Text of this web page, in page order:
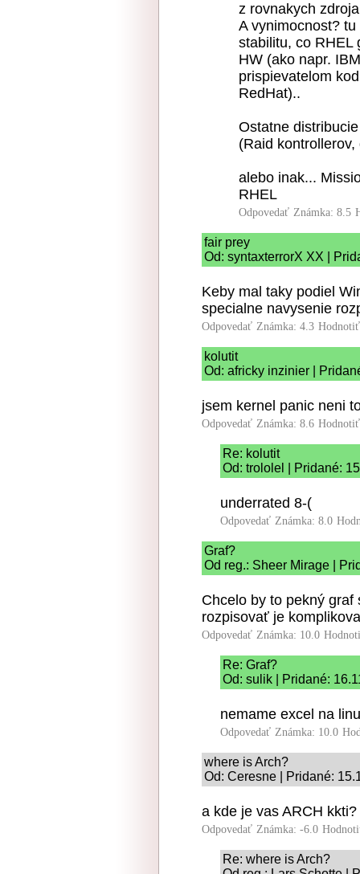
z rovnakych
A vynimocnost?
stabilitu, co RHEL
HW (ako napr.
prispievatelom
RedHat)..
Ostatne
(Raid
alebo inak...
RHEL
Odpovedať Známka: 8.5
fair prey
Od: syntaxterrorX XX |
Keby mal taky podiel
specialne navysenie
Odpovedať Známka: 4.3
kolutit
Od: africky inzinier |
jsem kernel panic neni
Odpovedať Známka: 8.6
Re: kolutit
Od: trololel | Pridané:
underrated 8-(
Odpovedať Známka: 8.0
Graf?
Od reg.: Sheer Mirage |
Chcelo by to pekný
rozpisovať je
Odpovedať Známka: 10.0
Re: Graf?
Od: sulik | Pridané:
nemame excel na
Odpovedať Známka: 10.0
where is Arch?
Od: Ceresne | Pridané:
a kde je vas ARCH
Odpovedať Známka: -6.0
Re: where is Arch?